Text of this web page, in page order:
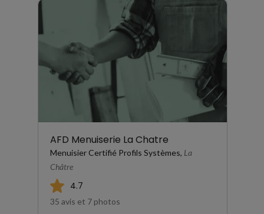
AFD Menuiserie La Chatre
Menuisier Certifié Profils Systèmes, La
Châtre
4.7
35 avis et 7 photos